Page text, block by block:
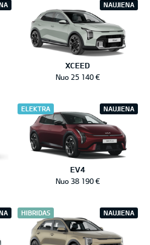
XCEED
NAUJIENA
Nuo 25 140 €
EV4
NAUJIENA
ELEKTRA
Nuo 38 190 €
NAUJIENA
HIBRIDAS